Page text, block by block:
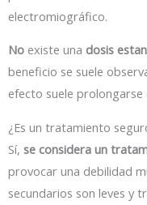
electromiográfico.
No existe una dosis
beneficio se suele
efecto suele prolongarse
¿Es un tratamiento
Sí, se considera un
provocar una debilidad
secundarios son leves y